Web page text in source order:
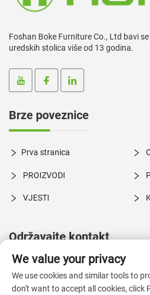
Foshan Boke Furniture Co., Ltd bavi
uredskih stolica više od 13 godina.
Brze poveznice
Prva stranica
PROIZVODI
VJESTI
Održavajte kontakt
Broj 1 Xingye Road, Shatou
Nanhai, Foshan, Guangdong, Kina
We value your privacy
We use cookies and similar tools to
don't want to accept all cookies, click